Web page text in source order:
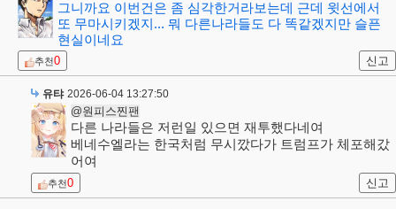
그니까요 이번건은 좀 심각한거라보는데 근데 윗선에서
또 무마시키겠지... 뭐 다른나라들도 다 똑같겠지만 슬픈
현실이네요
추천0 신고
유탸 2026-06-04 13:27:50
@원피스찐팬
다른 나라들은 저런일 있으면 재투했다네여
베네수엘라는 한국처럼 무시깠다가 트럼프가 체포해갔
어여
추천0 신고